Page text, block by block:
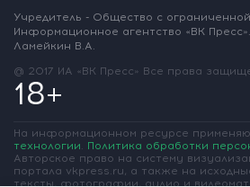
Учредитель - Общество с ограниченной
Информационное агентство «ВК Пресс».
Ламейкин В.А.
@ 2017 ИА «ВК Пресс» Все права
18+
На информационном ресурсе
технологии. Политика обработки
Авторское право на систему
портала vkpress.ru, а также на
тексты, фотографии, аудио и